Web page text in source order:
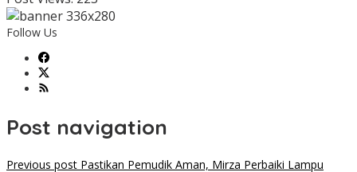
Follow Us
Post navigation
Previous post Pastikan Pemudik Aman, Mirza Perbaiki Lampu